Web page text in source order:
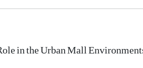
in the Urban Mall